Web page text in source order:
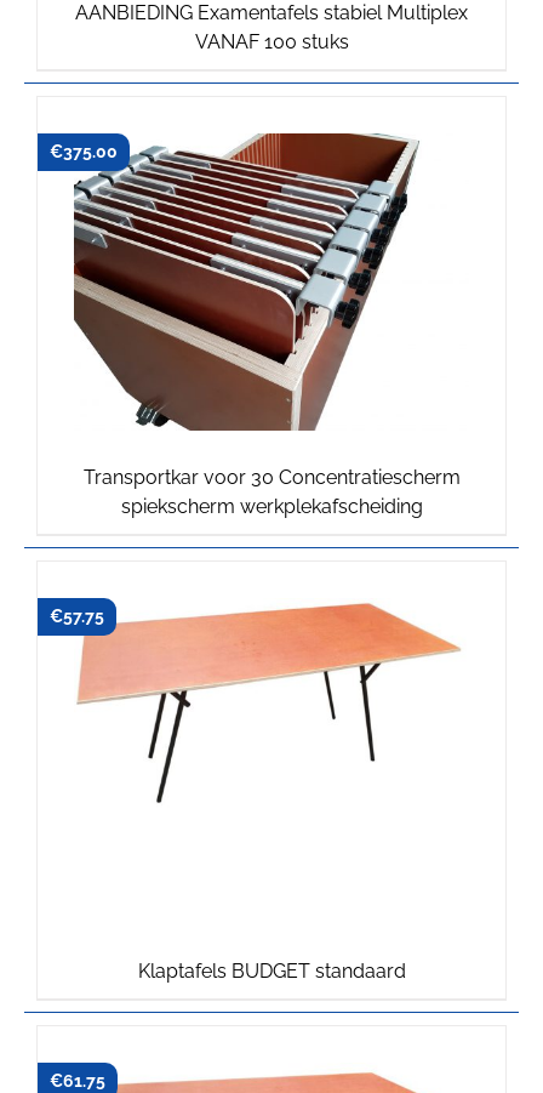
AANBIEDING Examentafels stabiel Multiplex
VANAF 100 stuks
Oorspronkelijke
Huidige
Transportkar voor 30 Concentratiescherm
spiekscherm werkplekafscheiding
€375.00
Klaptafels BUDGET standaard
€57.75
€61.75